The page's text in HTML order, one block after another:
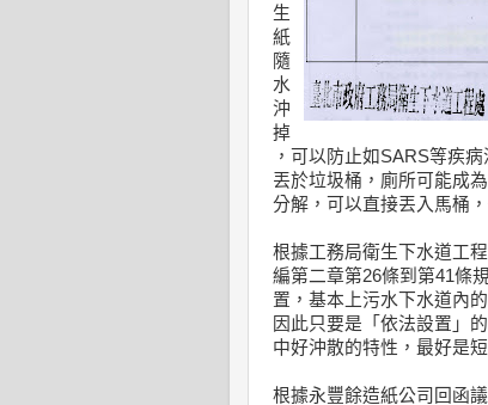
生
紙
隨
水
沖
掉
，可以防止如SARS等疾
丟於垃圾桶，廁所可能成
分解，可以直接丟入馬桶
根據工務局衛生下水道工
編第二章第26條到第41條
置，基本上污水下水道內
因此只要是「依法設置」
中好沖散的特性，最好是
根據永豐餘造紙公司回函